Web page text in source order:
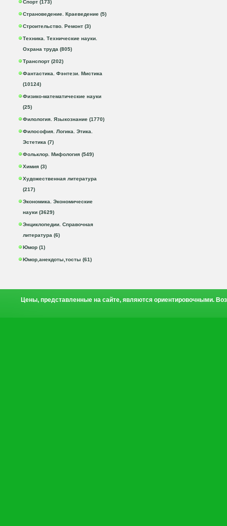
Спорт (173)
Страноведение. Краеведение (5)
Строительство. Ремонт (3)
Техника. Технические науки.
Охрана труда (805)
Транспорт (202)
Фантастика. Фэнтези. Мистика
(10124)
Физико-математические науки
(25)
Филология. Языкознание (1770)
Философия. Логика. Этика.
Эстетика (7)
Фольклор. Мифология (549)
Химия (3)
Художественная литература
(217)
Экономика. Экономические
науки (3629)
Энциклопедии. Справочная
литература (6)
Юмор (1)
Юмор,анекдоты,тосты (61)
Цены, представленные на сайте, являются ориентировочными.